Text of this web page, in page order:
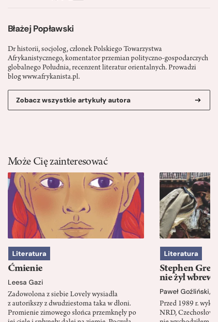
Błażej Popławski
Dr historii, socjolog, członek Polskiego Towarzystwa
Afrykanistycznego, komentator przemian polityczno-gospodarczych
globalnego Południa, recenzent literatur orientalnych. Prowadzi
blog www.afrykanista.pl.
Zobacz wszystkie artykuły autora
Może Cię zainteresować
Literatura
Ćmienie
Leesa Gazi
Zadowolona z siebie Lovely wysiadła
z autorikszy z dwudziestoma taka w dłoni.
Promienie zimowego słońca przemknęły po
Literatura
Stephen
nie żył wbrew
Paweł Goźliński,
Przed 1989 r.
NRD,